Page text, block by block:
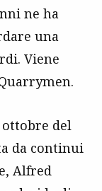
ne ha
una
Viene
del
da continui
Alfred